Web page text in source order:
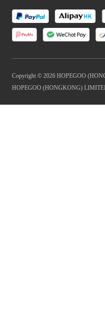
Copyright © 2026 HOPEGOO
HOPEGOO (HONGKONG)